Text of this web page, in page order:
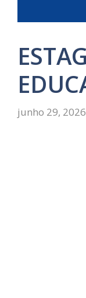
junho 29, 2026